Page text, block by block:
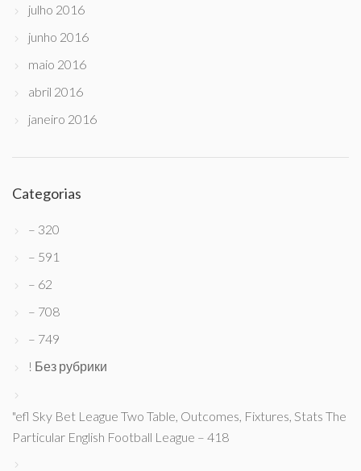
julho 2016
junho 2016
maio 2016
abril 2016
janeiro 2016
Categorias
– 320
– 591
– 62
– 708
– 749
! Без рубрики
"efl Sky Bet League Two Table, Outcomes, Fixtures, Stats The
Particular English Football League – 418